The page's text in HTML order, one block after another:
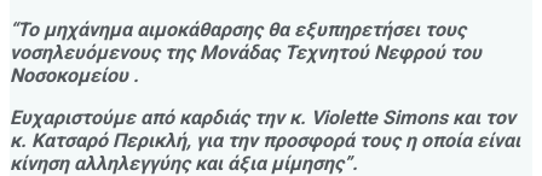
“Το μηχάνημα αιμοκάθαρσης θα εξυπηρετήσει τους
νοσηλευόμενους της Μονάδας Τεχνητού Νεφρού του
Νοσοκομείου .
Ευχαριστούμε από καρδιάς την κ. Violette Simons και τον
κ. Κατσαρό Περικλή, για την προσφορά τους η οποία είναι
κίνηση αλληλεγγύης και άξια μίμησης”.